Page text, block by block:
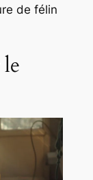
de félin